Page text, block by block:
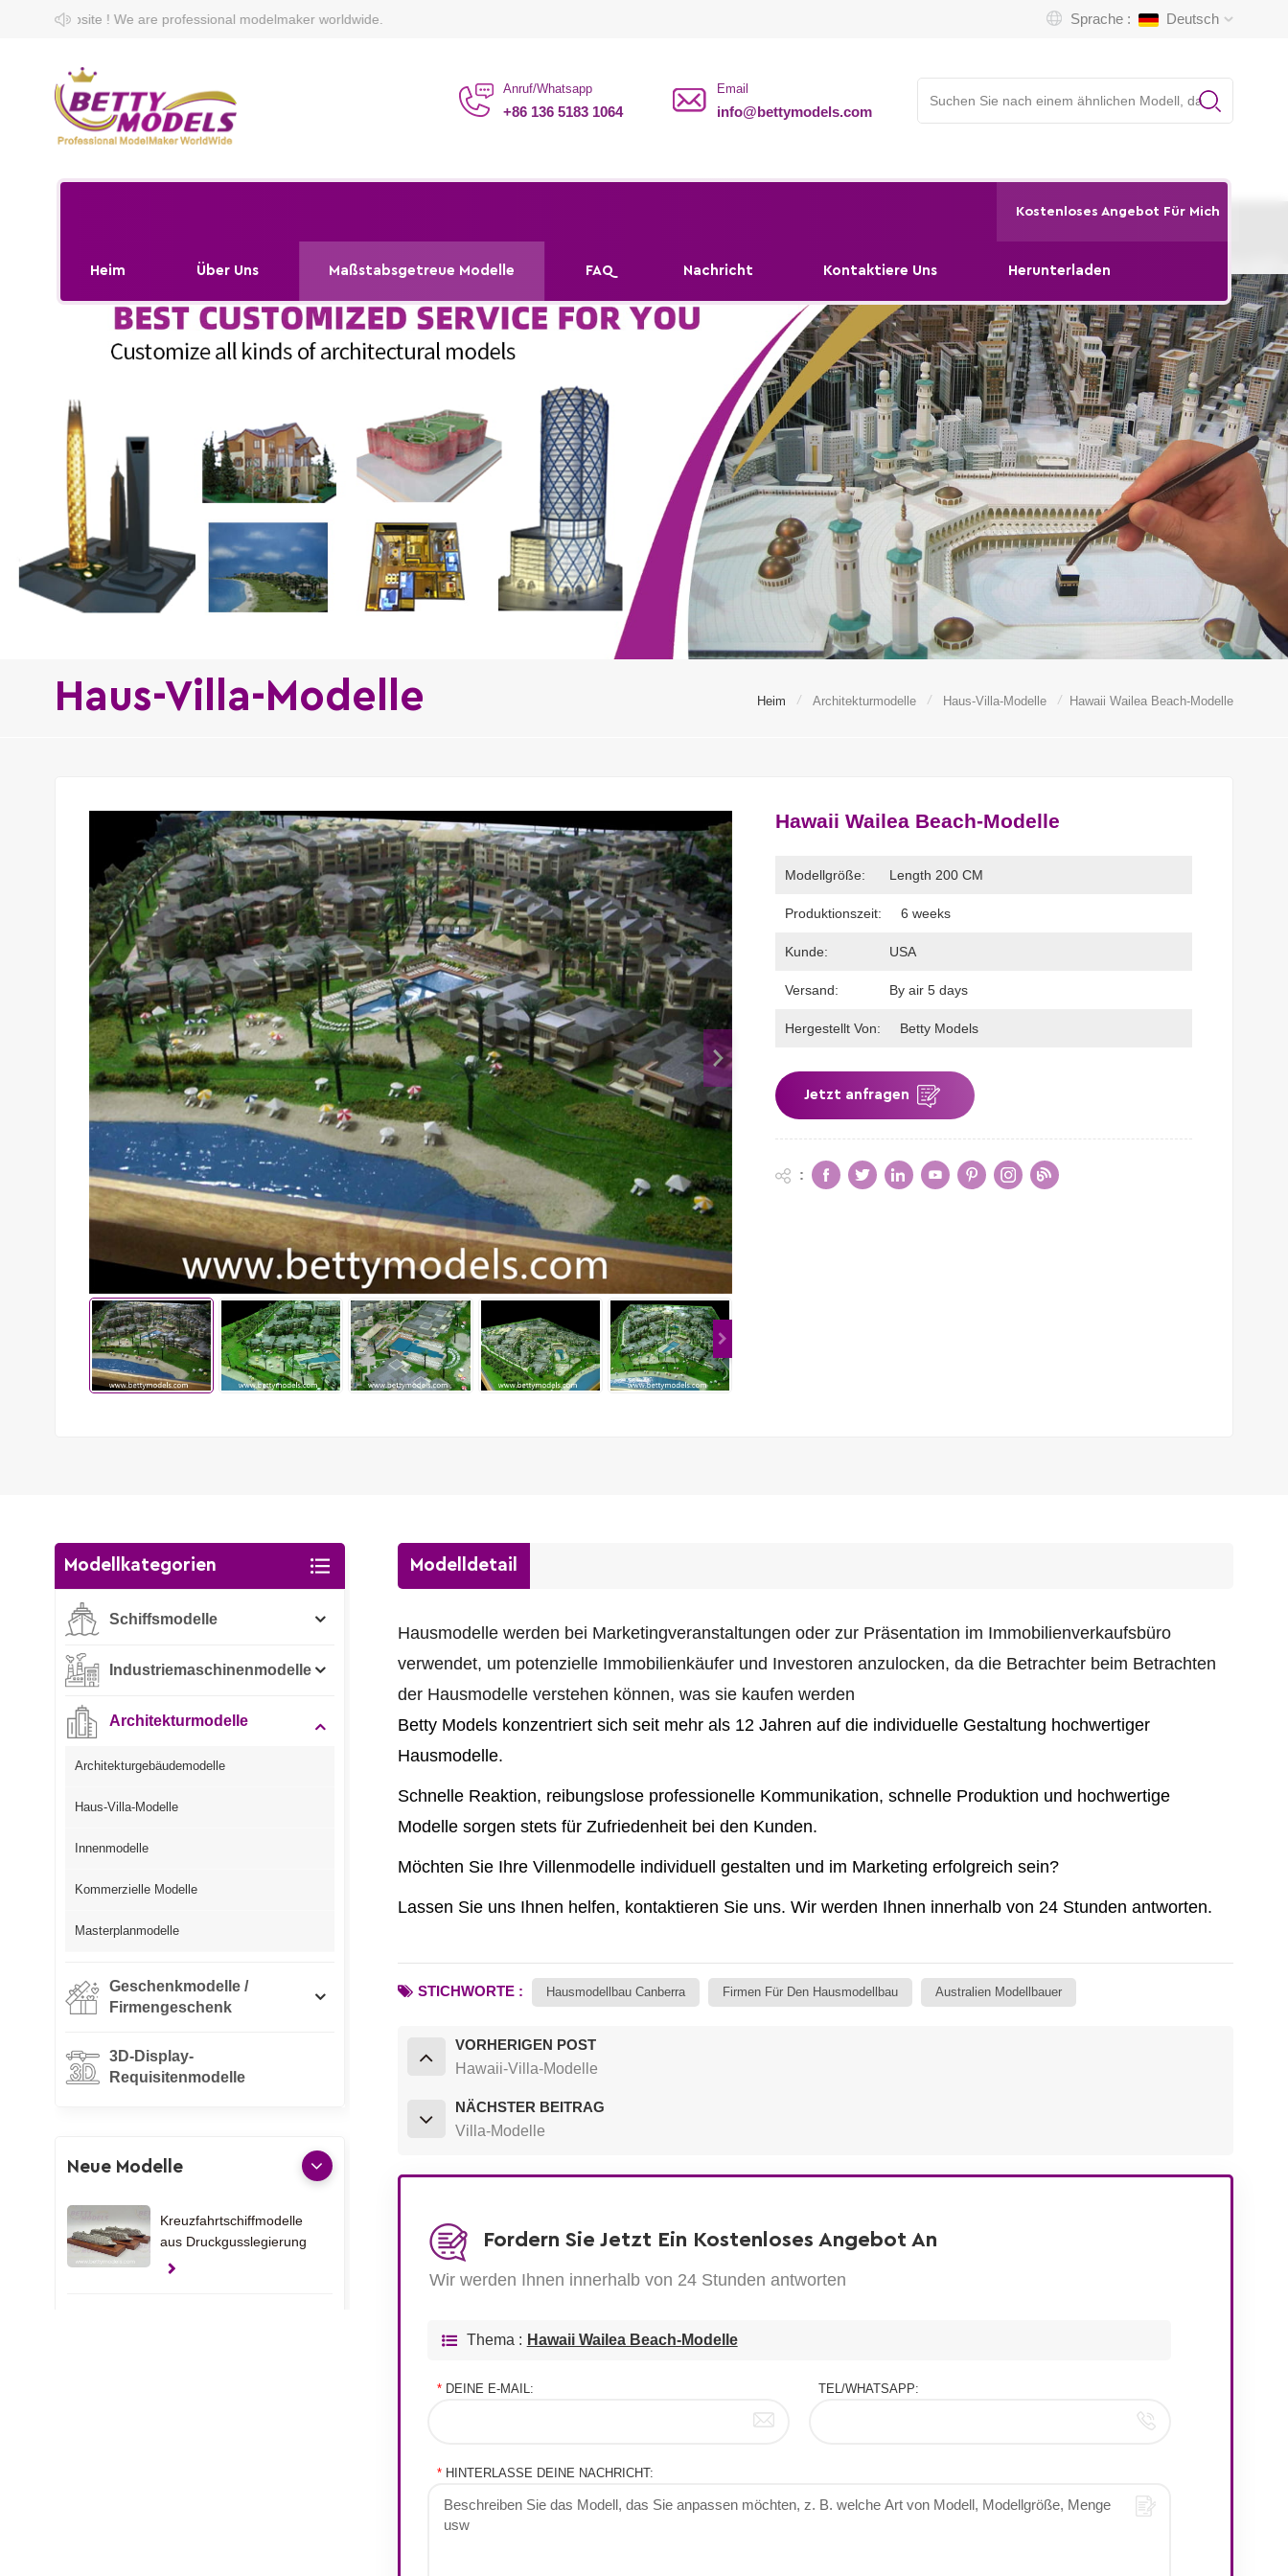
professional modelmaker worldwide. Sprache : Deutsch
Anruf/Whatsapp
+86 136 5183 1064
Email
info@bettymodels.com
Kostenloses Angebot Für Mich
Heim Über Uns Maßstabsgetreue Modelle FAQ Nachricht Kontaktiere Uns Herunterladen
Haus-Villa-Modelle Heim / Architekturmodelle / Haus-Villa-Modelle / Hawaii Wailea Beach-Modelle
Hawaii Wailea Beach-Modelle
Modellgröße: Length 200 CM
Produktionszeit: 6 weeks
Kunde: USA
Versand: By air 5 days
Hergestellt Von: Betty Models
Jetzt anfragen
:
Modelldetail
Hausmodelle werden bei Marketingveranstaltungen oder zur Präsentation im Immobilienverkaufsbüro
verwendet, um potenzielle Immobilienkäufer und Investoren anzulocken, da die Betrachter beim Betrachten
der Hausmodelle verstehen können, was sie kaufen werden
Betty Models konzentriert sich seit mehr als 12 Jahren auf die individuelle Gestaltung hochwertiger
Hausmodelle.
Schnelle Reaktion, reibungslose professionelle Kommunikation, schnelle Produktion und hochwertige
Modelle sorgen stets für Zufriedenheit bei den Kunden.
Möchten Sie Ihre Villenmodelle individuell gestalten und im Marketing erfolgreich sein?
Lassen Sie uns Ihnen helfen, kontaktieren Sie uns. Wir werden Ihnen innerhalb von 24 Stunden antworten.
STICHWORTE : Hausmodellbau Canberra Firmen Für Den Hausmodellbau Australien Modellbauer
VORHERIGEN POST
Hawaii-Villa-Modelle
NÄCHSTER BEITRAG
Villa-Modelle
Fordern Sie Jetzt Ein Kostenloses Angebot An
Wir werden Ihnen innerhalb von 24 Stunden antworten
Thema : Hawaii Wailea Beach-Modelle
*DEINE E-MAIL: TEL/WHATSAPP:
*HINTERLASSE DEINE NACHRICHT:
Modellkategorien
Schiffsmodelle
Industriemaschinenmodelle
Architekturmodelle
Architekturgebäudemodelle
Haus-Villa-Modelle
Innenmodelle
Kommerzielle Modelle
Masterplanmodelle
Geschenkmodelle /
Firmengeschenk
3D-Display-
Requisitenmodelle
Neue Modelle
Kreuzfahrtschiffmodelle
aus Druckgusslegierung